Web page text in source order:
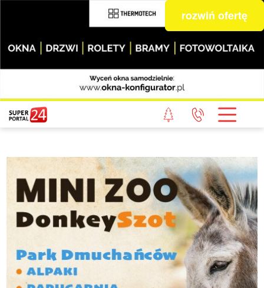
rozwiń ofertę